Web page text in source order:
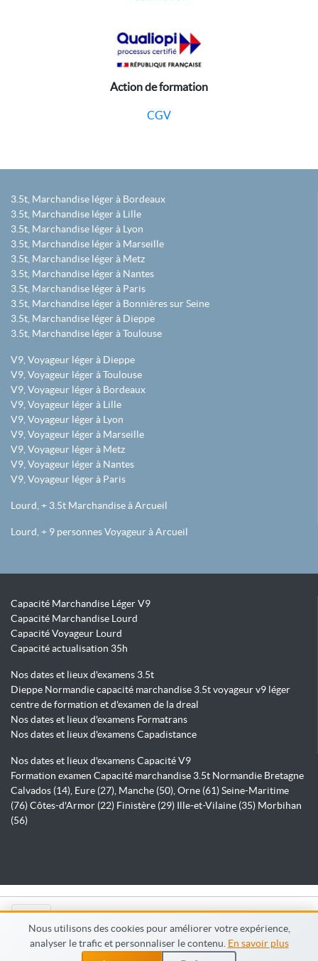
Nous utilisons des cookies pour améliorer votre expérience,
analyser le trafic et personnaliser le contenu. En savoir plus
Action de formation
CGV
3.5t, Marchandise léger à Bordeaux
3.5t, Marchandise léger à Lille
3.5t, Marchandise léger à Lyon
3.5t, Marchandise léger à Marseille
3.5t, Marchandise léger à Metz
3.5t, Marchandise léger à Nantes
3.5t, Marchandise léger à Paris
3.5t, Marchandise léger à Bonnières sur Seine
3.5t, Marchandise léger à Dieppe
3.5t, Marchandise léger à Toulouse
V9, Voyageur léger à Dieppe
V9, Voyageur léger à Toulouse
V9, Voyageur léger à Bordeaux
V9, Voyageur léger à Lille
V9, Voyageur léger à Lyon
V9, Voyageur léger à Marseille
V9, Voyageur léger à Metz
V9, Voyageur léger à Nantes
V9, Voyageur léger à Paris
Lourd, + 3.5t Marchandise à Arcueil
Lourd, + 9 personnes Voyageur à Arcueil
Capacité Marchandise Léger V9
Capacité Marchandise Lourd
Capacité Voyageur Lourd
Capacité actualisation 35h
Nos dates et lieux d'examens 3.5t
Dieppe Normandie capacité marchandise 3.5t voyageur v9 léger
centre de formation et d'examen de la dreal
Nos dates et lieux d'examens Formatrans
Nos dates et lieux d'examens Capadistance
Nos dates et lieux d'examens Capacité V9
Formation examen Capacité marchandise 3.5t Normandie Bretagne
Calvados (14), Eure (27), Manche (50), Orne (61) Seine-Maritime
(76) Côtes-d'Armor (22) Finistère (29) Ille-et-Vilaine (35) Morbihan
(56)
© Capadistance.fr 2026